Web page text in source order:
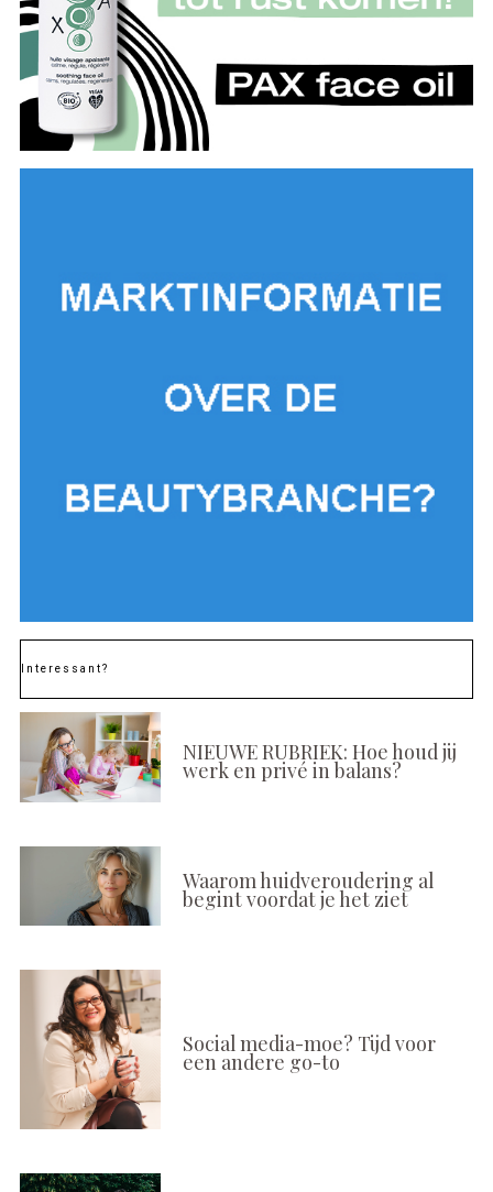
Interessant?
NIEUWE RUBRIEK: Hoe houd jij
werk en privé in balans?
Waarom huidveroudering al
begint voordat je het ziet
Social media-moe? Tijd voor
een andere go-to